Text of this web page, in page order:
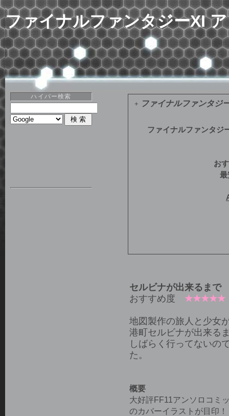
ファイナルファンタジーXI
ハイパー検索
+ ファイナルファンタジ
ファイナルファンタジ
お
最
セルビナが出来るまで
おすすめ度 ★★★★★
地図製作の旅人と少女
港町セルビナが出来る
しばらく行ってないの
た。
概要
大好評FF11アンソロコミ
のカバーイラストが目印